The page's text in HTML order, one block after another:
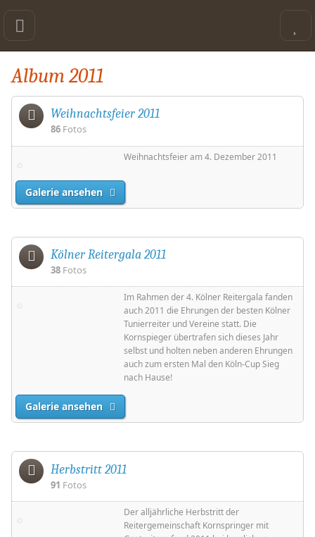
Album 2011
Weihnachtsfeier 2011
86 Fotos
Weihnachtsfeier am 4. Dezember 2011
Galerie ansehen
Kölner Reitergala 2011
38 Fotos
Im Rahmen der 4. Kölner Reitergala fanden
auch 2011 die Ehrungen der besten Kölner
Tunierreiter und Vereine statt. Die
Kornspieger übertrafen sich dieses Jahr
selbst und holten neben anderen Ehrungen
auch zum ersten Mal den Köln-Cup Sieg
nach Hause!
Galerie ansehen
Herbstritt 2011
91 Fotos
Der alljährliche Herbstritt der
Reitergemeinschaft Kornspringer mit